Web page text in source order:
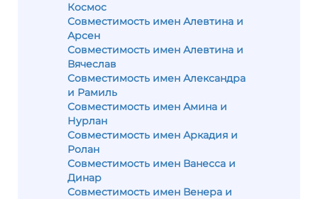
Космос
Совместимость имен Алевтина и
Арсен
Совместимость имен Алевтина и
Вячеслав
Совместимость имен Александра
и Рамиль
Совместимость имен Амина и
Нурлан
Совместимость имен Аркадия и
Ролан
Совместимость имен Ванесса и
Динар
Совместимость имен Венера и